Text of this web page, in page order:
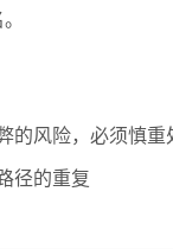
风险，必须慎重
径的重复